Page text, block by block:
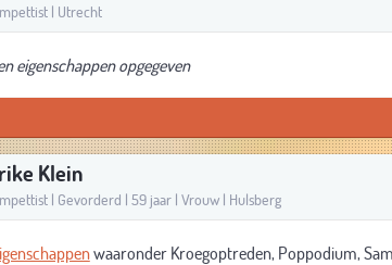
| Utrecht
eigenschappen opgegeven
Klein
| Gevorderd | 59 jaar | Vrouw | Hulsberg
waaronder Kroegoptreden, Poppodium,